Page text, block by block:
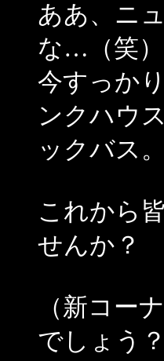
ああ、ニ
な…（笑）
今すっか
ンクハウ
ックバス。
これから
せんか？
（新コー
でしょう？